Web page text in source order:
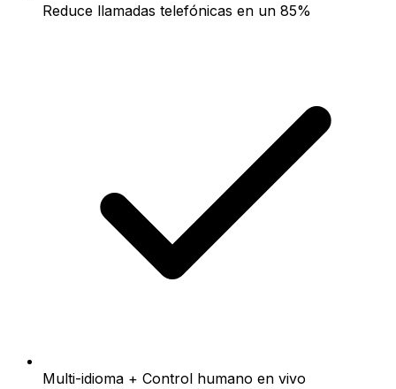
Reduce llamadas telefónicas en un 85%
Multi-idioma + Control humano en vivo